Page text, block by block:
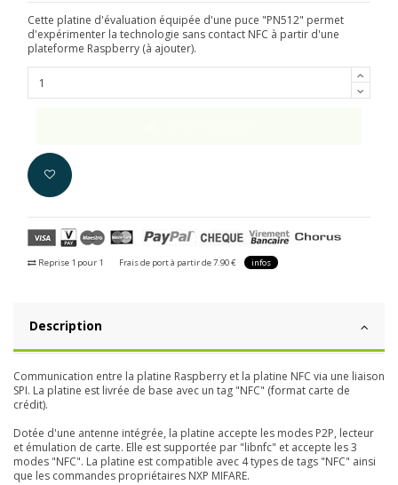
Cette platine d'évaluation équipée d'une puce "PN512" permet
d'expérimenter la technologie sans contact NFC à partir d'une
plateforme Raspberry (à ajouter).
Reprise 1 pour 1 Frais de port à partir de 7.90 € infos
Description
Communication entre la platine Raspberry et la platine NFC via une liaison
SPI. La platine est livrée de base avec un tag "NFC" (format carte de
crédit).
Dotée d'une antenne intégrée, la platine accepte les modes P2P, lecteur
et émulation de carte. Elle est supportée par "libnfc" et accepte les 3
modes "NFC". La platine est compatible avec 4 types de tags "NFC" ainsi
que les commandes propriétaires NXP MIFARE.